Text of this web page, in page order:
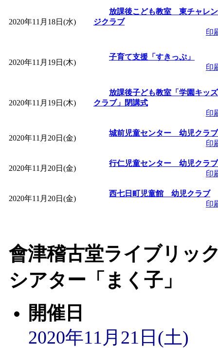
2020年11月18日(水)
放課後こども教室 東チャレン
ジクラブ
印
2020年11月19日(木)
子育て支援「すきっぷ」
印
2020年11月19日(木)
放課後子ども教室「学園キッズ
クラブ」閉講式
印
2020年11月20日(金)
城前児童センター 幼児クラブ
印
2020年11月20日(金)
行仁児童センター 幼児クラブ
印
2020年11月20日(金)
西七日町児童館 幼児クラブ
印
會津稽古堂ライブリッ
シアター「まく子」
開催日
2020年11月21日(土)